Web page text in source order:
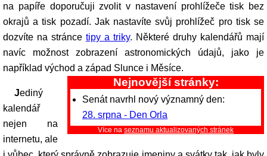
na papíře doporučuji zvolit v nastavení prohlížeče tisk bez
okrajů a tisk pozadí. Jak nastavíte svůj prohlížeč pro tisk se
dozvíte na stránce tipy a triky. Některé druhy kalendářů mají
navíc možnost zobrazení astronomických údajů, jako je
například východ a západ Slunce i Měsíce.
Nejnovější stránky:
Senát navrhl nový významný den:
28. srpna - Den Orla
Více na seznamu aktualizovaných stránek
Jediný
kalendář
nejen na
internetu, ale